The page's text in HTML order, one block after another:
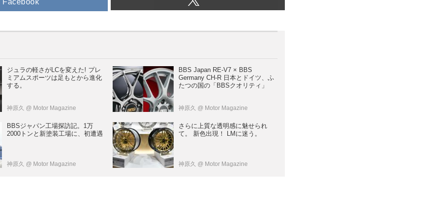
ジュラの軽さがLCを変えた! プレ
ミアムスポーツは足もとから進化
する。
神原久 @ Motor Magazine
BBS Japan RE-V7 × BBS
Germany CH-R 日本とドイツ、ふ
たつの国の「BBSクオリティ」
神原久 @ Motor Magazine
BBSジャパン工場探訪記。1万
2000トンと新塗装工場に、初遭遇
神原久 @ Motor Magazine
さらに上質な透明感に魅せられ
て。 新色出現！ LMに迷う。
神原久 @ Motor Magazine